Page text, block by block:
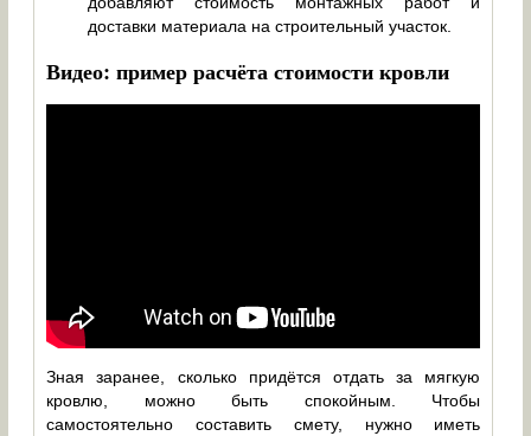
доставки материала на строительный участок.
Видео: пример расчёта стоимости кровли
Зная заранее, сколько придётся отдать за мягкую
кровлю, можно быть спокойным. Чтобы
самостоятельно составить смету, нужно иметь